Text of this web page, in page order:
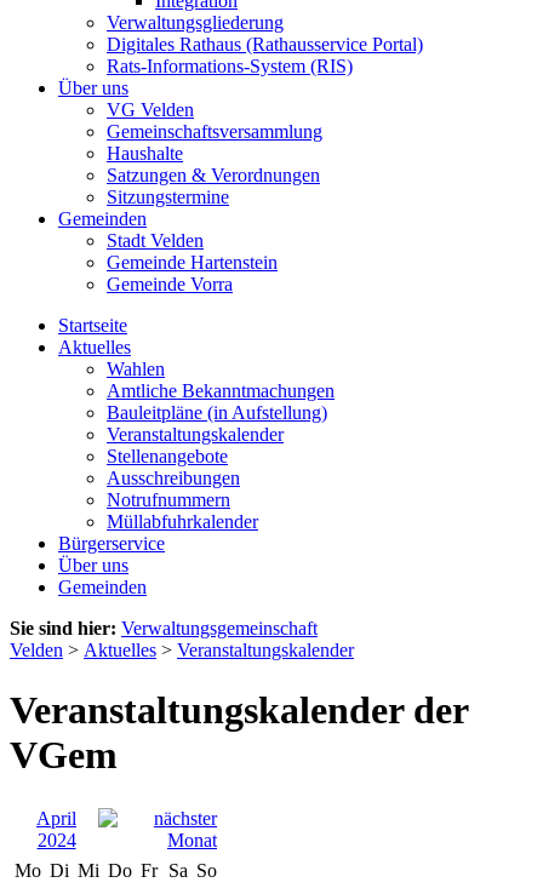
Verwaltungsgliederung
Digitales Rathaus (Rathausservice Portal)
Rats-Informations-System (RIS)
Über uns
VG Velden
Gemeinschaftsversammlung
Haushalte
Satzungen & Verordnungen
Sitzungstermine
Gemeinden
Stadt Velden
Gemeinde Hartenstein
Gemeinde Vorra
Startseite
Aktuelles
Wahlen
Amtliche Bekanntmachungen
Bauleitpläne (in Aufstellung)
Veranstaltungskalender
Stellenangebote
Ausschreibungen
Notrufnummern
Müllabfuhrkalender
Bürgerservice
Über uns
Gemeinden
Sie sind hier: Verwaltungsgemeinschaft
Velden > Aktuelles > Veranstaltungskalender
Veranstaltungskalender der
VGem
April
2024
Mo Di Mi Do Fr Sa So